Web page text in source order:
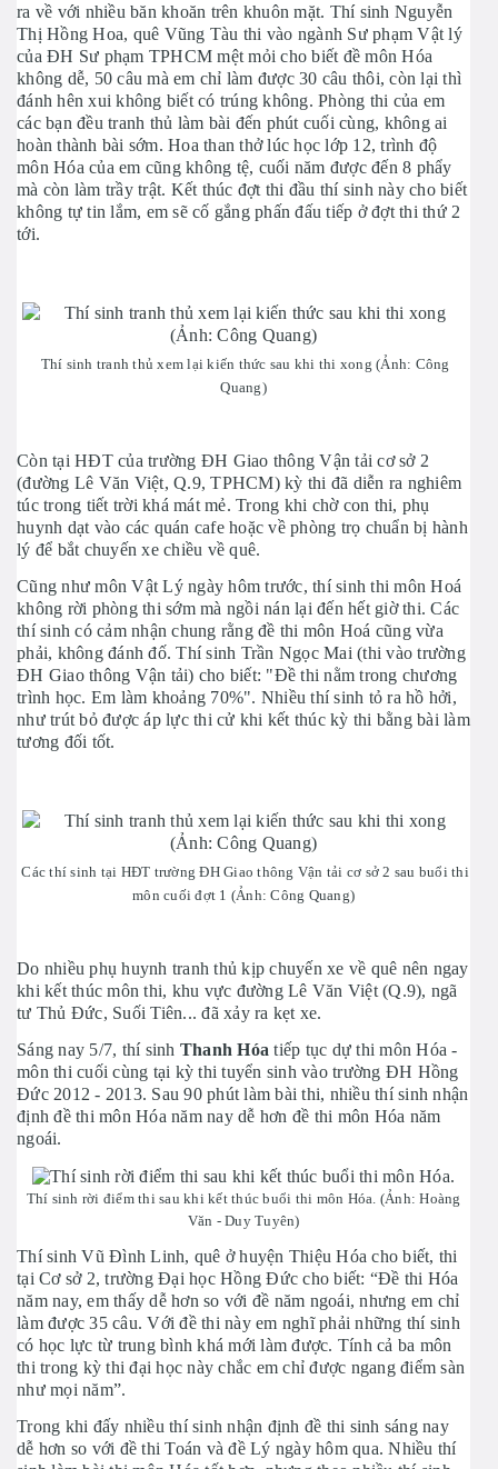
ra về với nhiều băn khoăn trên khuôn mặt. Thí sinh Nguyễn
Thị Hồng Hoa, quê Vũng Tàu thi vào ngành Sư phạm Vật lý
của ĐH Sư phạm TPHCM mệt mỏi cho biết đề môn Hóa
không dễ, 50 câu mà em chỉ làm được 30 câu thôi, còn lại thì
đánh hên xui không biết có trúng không. Phòng thi của em
các bạn đều tranh thủ làm bài đến phút cuối cùng, không ai
hoàn thành bài sớm. Hoa than thở lúc học lớp 12, trình độ
môn Hóa của em cũng không tệ, cuối năm được đến 8 phẩy
mà còn làm trầy trật. Kết thúc đợt thi đầu thí sinh này cho biết
không tự tin lắm, em sẽ cố gắng phấn đấu tiếp ở đợt thi thứ 2
tới.
Thí sinh tranh thủ xem lại kiến thức sau khi thi xong (Ảnh: Công
Quang)
Còn tại HĐT của trường ĐH Giao thông Vận tải cơ sở 2
(đường Lê Văn Việt, Q.9, TPHCM) kỳ thi đã diễn ra nghiêm
túc trong tiết trời khá mát mẻ. Trong khi chờ con thi, phụ
huynh dạt vào các quán cafe hoặc về phòng trọ chuẩn bị hành
lý để bắt chuyến xe chiều về quê.
Cũng như môn Vật Lý ngày hôm trước, thí sinh thi môn Hoá
không rời phòng thi sớm mà ngồi nán lại đến hết giờ thi. Các
thí sinh có cảm nhận chung rằng đề thi môn Hoá cũng vừa
phải, không đánh đố. Thí sinh Trần Ngọc Mai (thi vào trường
ĐH Giao thông Vận tải) cho biết: "Đề thi nằm trong chương
trình học. Em làm khoảng 70%". Nhiều thí sinh tỏ ra hồ hởi,
như trút bỏ được áp lực thi cử khi kết thúc kỳ thi bằng bài làm
tương đối tốt.
Các thí sinh tại HĐT trường ĐH Giao thông Vận tải cơ sở 2 sau buổi thi
môn cuối đợt 1 (Ảnh: Công Quang)
Do nhiều phụ huynh tranh thủ kịp chuyến xe về quê nên ngay
khi kết thúc môn thi, khu vực đường Lê Văn Việt (Q.9), ngã
tư Thủ Đức, Suối Tiên... đã xảy ra kẹt xe.
Sáng nay 5/7, thí sinh Thanh Hóa tiếp tục dự thi môn Hóa -
môn thi cuối cùng tại kỳ thi tuyển sinh vào trường ĐH Hồng
Đức 2012 - 2013. Sau 90 phút làm bài thi, nhiều thí sinh nhận
định đề thi môn Hóa năm nay dễ hơn đề thi môn Hóa năm
ngoái.
Thí sinh rời điểm thi sau khi kết thúc buổi thi môn Hóa. (Ảnh: Hoàng
Văn - Duy Tuyên)
Thí sinh Vũ Đình Linh, quê ở huyện Thiệu Hóa cho biết, thi
tại Cơ sở 2, trường Đại học Hồng Đức cho biết: “Đề thi Hóa
năm nay, em thấy dễ hơn so với đề năm ngoái, nhưng em chỉ
làm được 35 câu. Với đề thi này em nghĩ phải những thí sinh
có học lực từ trung bình khá mới làm được. Tính cả ba môn
thi trong kỳ thi đại học này chắc em chỉ được ngang điểm sàn
như mọi năm”.
Trong khi đấy nhiều thí sinh nhận định đề thi sinh sáng nay
dễ hơn so với đề thi Toán và đề Lý ngày hôm qua. Nhiều thí